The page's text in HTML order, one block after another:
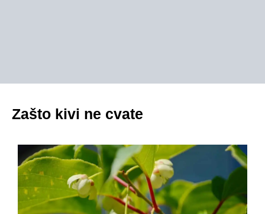
Zašto kivi ne cvate